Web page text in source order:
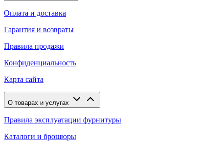
Оплата и доставка
Гарантия и возвраты
Правила продажи
Конфиденциальность
Карта сайта
О товарах и услугах
Правила эксплуатации фурнитуры
Каталоги и брошюры